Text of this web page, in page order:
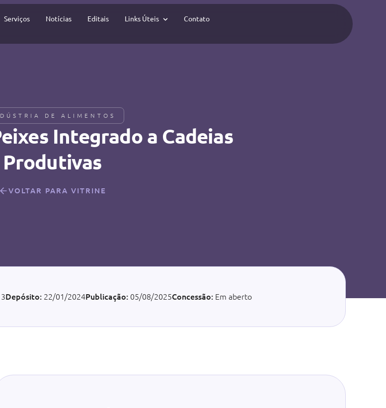
Serviços Notícias Editais Links Úteis Contato
DE ALIMENTOS
Integrado a Cadeias
Produtivas
VOLTAR PARA VITRINE
Depósito: 22/01/2024Publicação: 05/08/2025Concessão: Em aberto